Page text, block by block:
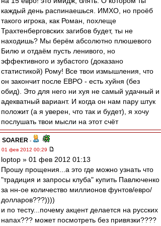
каждый день распинаешься. ИМХО, но проёб
такого игрока, как Роман, похлеще
Трахтенберговских загибов будет, ты не
находишь? Мы берём абсолютно плюшевого
Билю и отдаём пусть ленивого, но
эффективного и зубастого (доказано
статистикой) Рому! Все твои измышления, что
он закончит после ЕВРО - есть хуйня (без
обид). Это для него ни хуя не самый удачный и
адекватный вариант. И когда он нам пару штук
положит (а я уверен, что так и будет), я хочу
послушать твои мысли на этот счёт
SOARER -
01 фев 2012 00:29
loptop » 01 фев 2012 01:13
Прошу прощения...а это где можно узнать что
"традиция и запросы клуба" купить Павлюченко
за нн-ое количество миллионов фунтов/евро/
долларов???))))
и по тесту...почему акцент делается на русских
напах??? может посмотреть без привязки????